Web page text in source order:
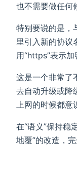
也不需要做任何
特别要说的是，
里引入新的协议
用“https”表示加
这是一个非常了
去自动升级或降
上网的时候都意
在“语义”保持稳
地覆”的改造，